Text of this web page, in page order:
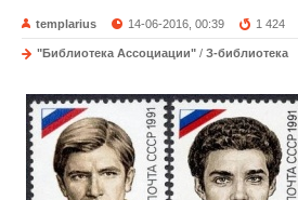
templarius 14-06-2016, 00:39 1 424
"Библиотека Ассоциации" / З-библиотека